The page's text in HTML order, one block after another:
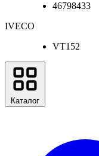
46798433
IVECO
VT152
Каталог